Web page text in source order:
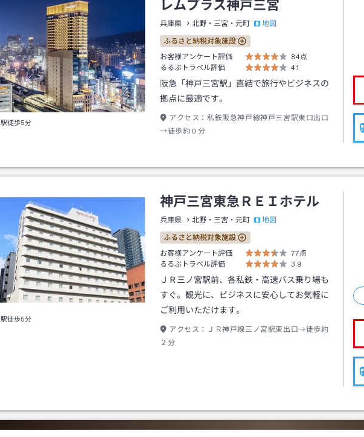
駅徒歩5分
レムプラス神戸三宮
兵庫県 北野・三宮・元町 地図
ふるさと納税対象施設
お客様アンケート評価
84点
るるぶトラベル評価
4.1
阪急「神戸三宮駅」直結で旅行やビジネスの
拠点に最適です。
アクセス： 私鉄阪急神戸線神戸三宮駅東口出口
→徒歩約０分
駅徒歩5分
神戸三宮東急ＲＥＩホテル
兵庫県 北野・三宮・元町 地図
ふるさと納税対象施設
お客様アンケート評価
77点
るるぶトラベル評価
3.9
ＪＲ三ノ宮駅前、各私鉄・高速バス乗り場も
すぐ。観光に、ビジネスに安心してお気軽に
ご利用いただけます。
アクセス：
ＪＲ神戸線三ノ宮駅東出口→徒歩約
２分